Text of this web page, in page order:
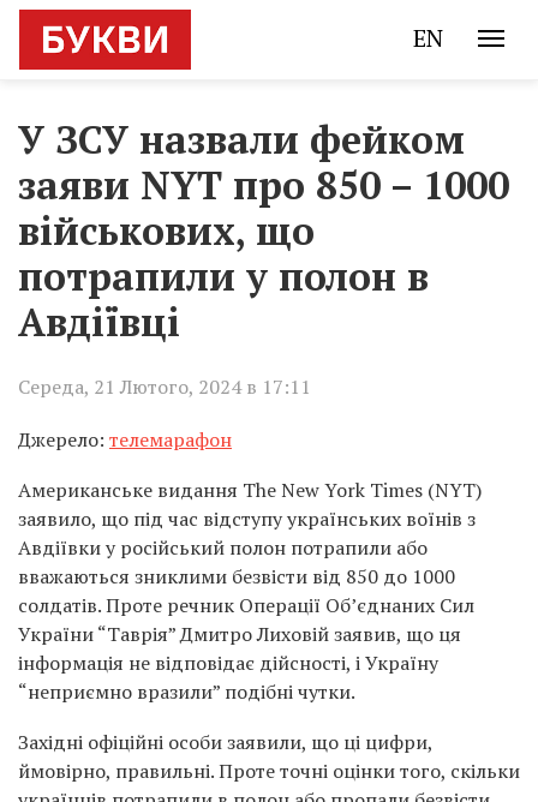
EN
У ЗСУ назвали фейком
заяви NYT про 850 – 1000
військових, що
потрапили у полон в
Авдіївці
Середа, 21 Лютого, 2024 в 17:11
Джерело: телемарафон
Американське видання The New York Times (NYT)
заявило, що під час відступу українських воїнів з
Авдіївки у російський полон потрапили або
вважаються зниклими безвісти від 850 до 1000
солдатів. Проте речник Операції Об’єднаних Сил
України “Таврія” Дмитро Лиховій заявив, що ця
інформація не відповідає дійсності, і Україну
“неприємно вразили” подібні чутки.
Західні офіційні особи заявили, що ці цифри,
ймовірно, правильні. Проте точні оцінки того, скільки